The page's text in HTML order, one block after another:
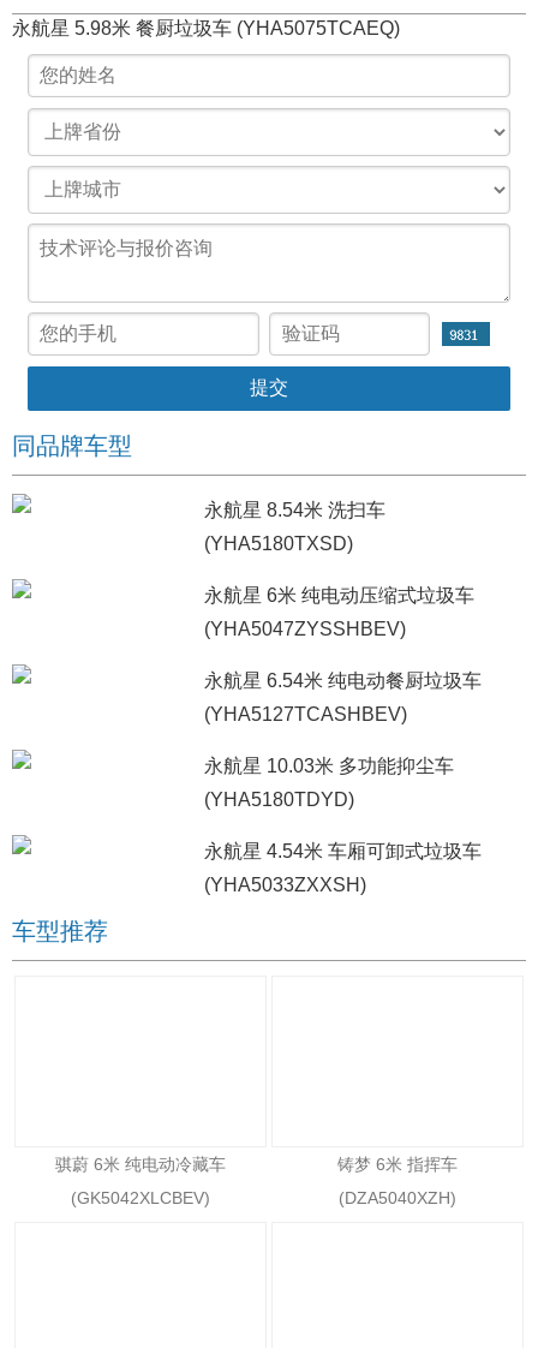
永航星 5.98米 餐厨垃圾车 (YHA5075TCAEQ)
同品牌车型
永航星 8.54米 洗扫车
(YHA5180TXSD)
永航星 6米 纯电动压缩式垃圾车
(YHA5047ZYSSHBEV)
永航星 6.54米 纯电动餐厨垃圾车
(YHA5127TCASHBEV)
永航星 10.03米 多功能抑尘车
(YHA5180TDYD)
永航星 4.54米 车厢可卸式垃圾车
(YHA5033ZXXSH)
车型推荐
骐蔚 6米 纯电动冷藏车
(GK5042XLCBEV)
铸梦 6米 指挥车
(DZA5040XZH)